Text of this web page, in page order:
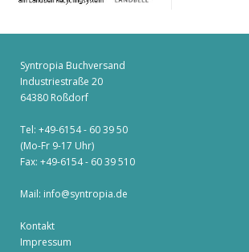
Syntropia Buchversand
Industriestraße 20
64380 Roßdorf
Tel: +49-6154 - 60 39 50
(Mo-Fr 9-17 Uhr)
Fax: +49-6154 - 60 39 510
Mail: info@syntropia.de
Kontakt
Impressum